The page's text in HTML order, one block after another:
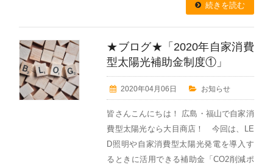
続きを読む
★ブログ★「2020年自家消費
型太陽光補助金制度①」
2020年04月06日 お知らせ
皆さんこんにちは！ 広島・福山で自家消
費型太陽光なら大目商店！ 今回は、LE
D照明や自家消費型太陽光発電を導入す
るときに活用できる補助金「CO2削減ポ